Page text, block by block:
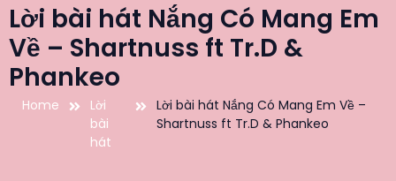
Lời bài hát Nắng Có Mang Em
Về – Shartnuss ft Tr.D &
Phankeo
Home
Lời
bài
hát
Lời bài hát Nắng Có Mang Em Về –
Shartnuss ft Tr.D & Phankeo